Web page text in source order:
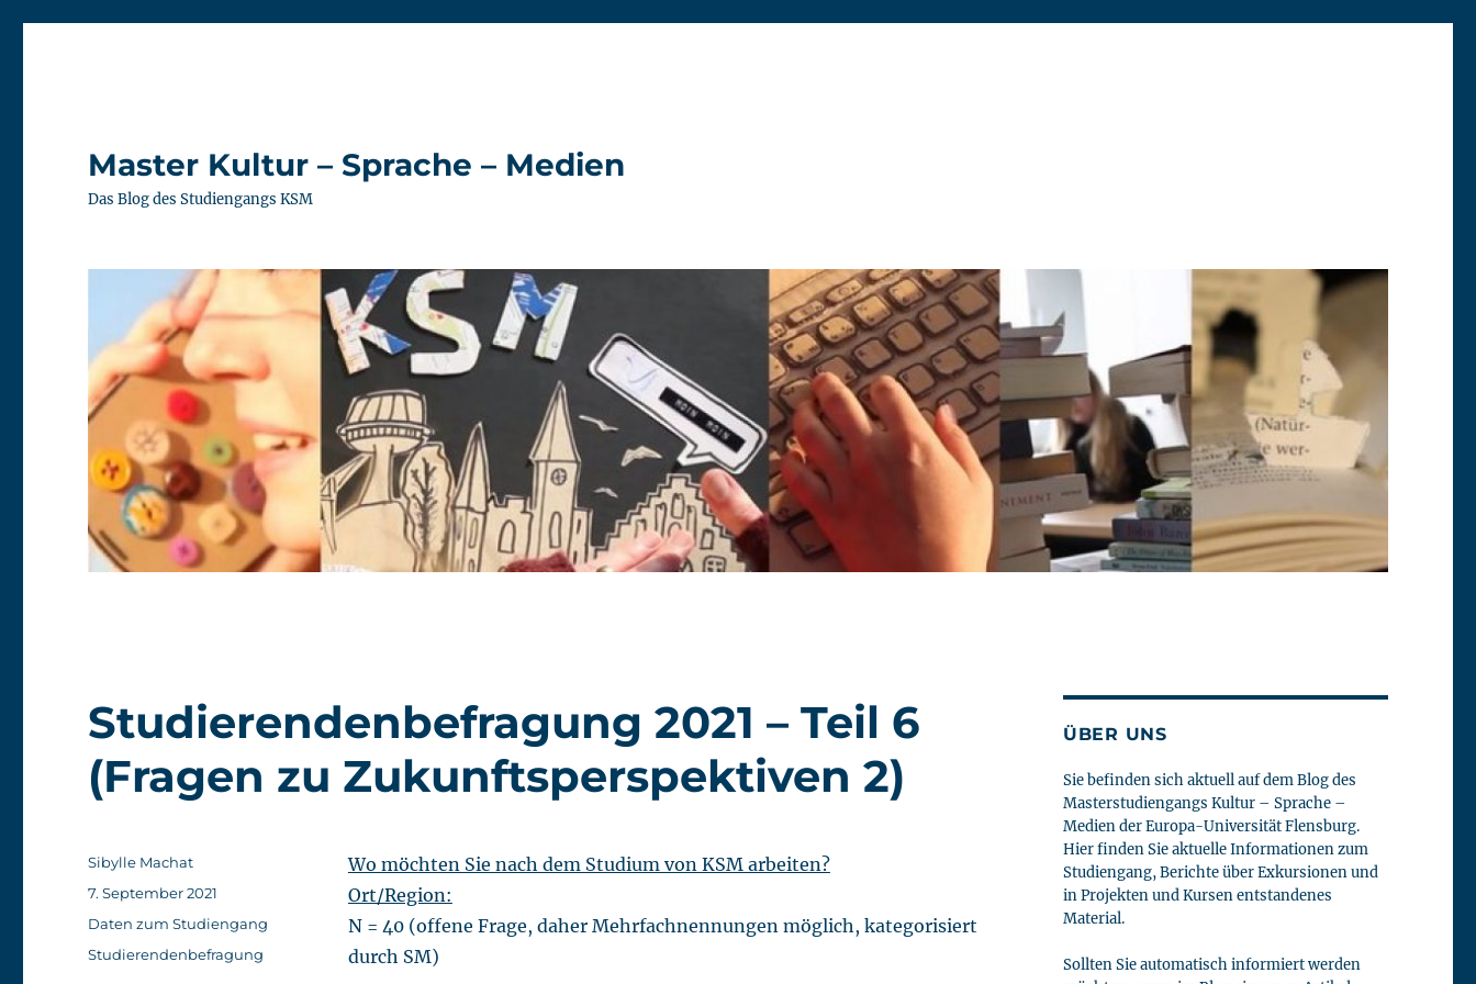
Master Kultur – Sprache – Medien
Das Blog des Studiengangs KSM
Studierendenbefragung 2021 – Teil 6
(Fragen zu Zukunftsperspektiven 2)
Wo möchten Sie nach dem Studium von KSM arbeiten?
Ort/Region:
N = 40 (offene Frage, daher Mehrfachnennungen möglich, kategorisiert
durch SM)
Autor
Sibylle Machat
Veröffentlicht
am
7. September 2021
Kategorien
Daten zum Studiengang
Schlagwörter
Studierendenbefragung
ÜBER UNS
Sie befinden sich aktuell auf dem Blog des
Masterstudiengangs Kultur – Sprache –
Medien der Europa-Universität Flensburg.
Hier finden Sie aktuelle Informationen zum
Studiengang, Berichte über Exkursionen und
in Projekten und Kursen entstandenes
Material.
Sollten Sie automatisch informiert werden